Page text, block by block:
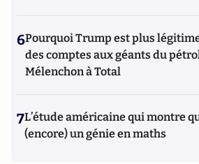
6Pourquoi Trump est plus
des comptes aux géants du
Mélenchon à Total
7L’étude américaine qui montre
(encore) un génie en maths